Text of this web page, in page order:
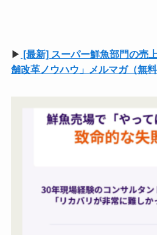
▶ [最新] スーパー鮮魚部門の売
舗改革ノウハウ」メルマガ（無